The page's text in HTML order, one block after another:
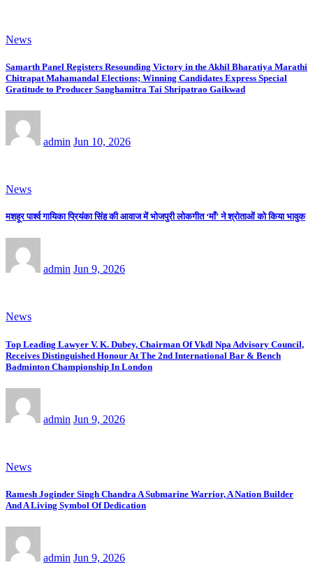
News
Samarth Panel Registers Resounding Victory in the Akhil Bharatiya Marathi
Chitrapat Mahamandal Elections; Winning Candidates Express Special
Gratitude to Producer Sanghamitra Tai Shripatrao Gaikwad
admin Jun 10, 2026
News
मशहूर पार्श्व गायिका प्रियंका सिंह की आवाज में भोजपुरी लोकगीत ‘माँ’ ने श्रोताओं को किया भावुक
admin Jun 9, 2026
News
Top Leading Lawyer V. K. Dubey, Chairman Of Vkdl Npa Advisory Council,
Receives Distinguished Honour At The 2nd International Bar & Bench
Badminton Championship In London
admin Jun 9, 2026
News
Ramesh Joginder Singh Chandra A Submarine Warrior, A Nation Builder
And A Living Symbol Of Dedication
admin Jun 9, 2026